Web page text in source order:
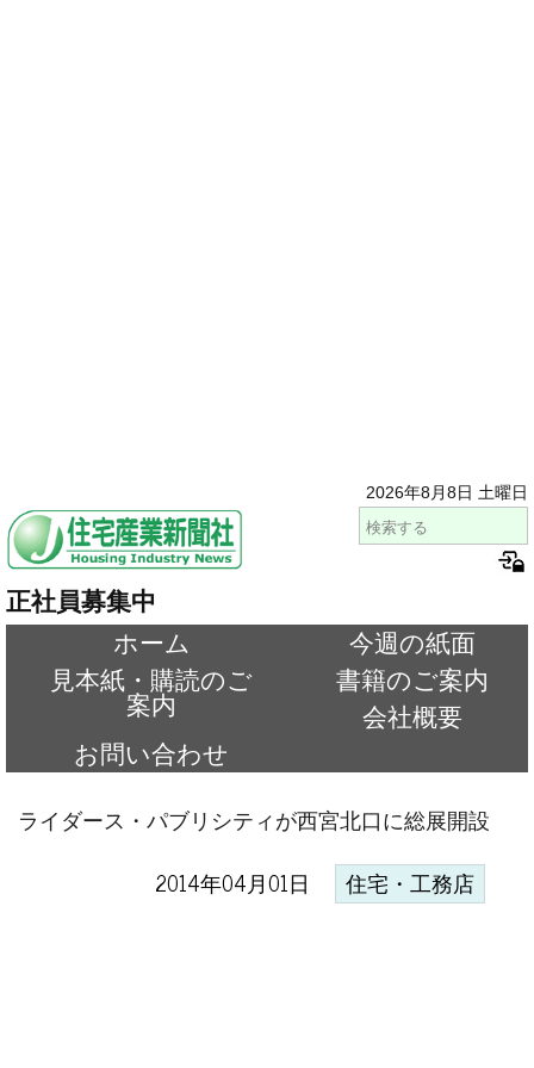
2026年8月8日 土曜日
正社員募集中
ホーム
今週の紙面
見本紙・購読のご
案内
書籍のご案内
会社概要
お問い合わせ
ライダース・パブリシティが西宮北口に総展開設
2014年04月01日 住宅・工務店